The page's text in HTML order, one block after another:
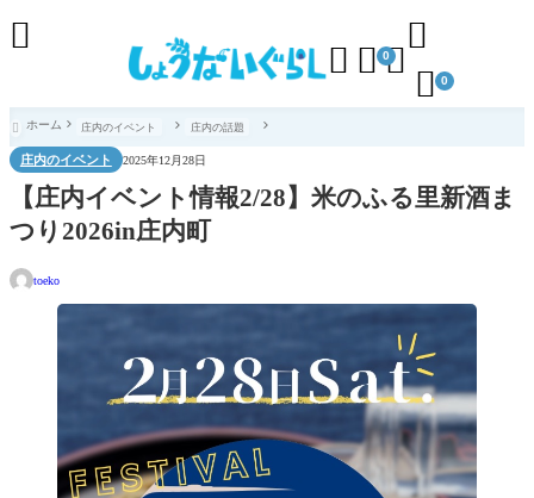
  0

 0

 ホーム 庄内のイベント 庄内の話題
庄内のイベント 2025年12月28日
【庄内イベント情報2/28】米のふる里新酒ま
つり2026in庄内町
toeko